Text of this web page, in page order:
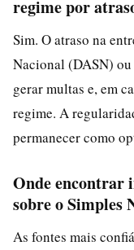
regime por
Sim. O atraso na
Nacional (DASN) ou
gerar multas e, em
regime. A
permanecer como
Onde encontrar
sobre o Simples
As fontes mais